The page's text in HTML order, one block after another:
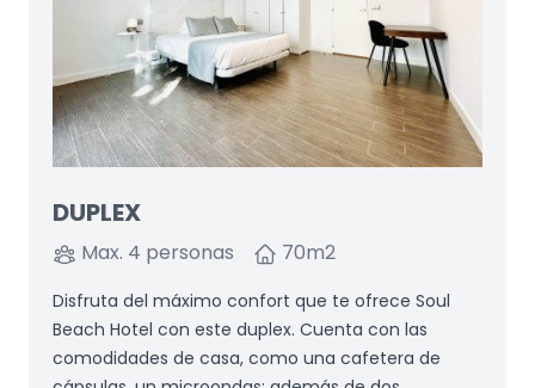
DUPLEX
Max. 4 personas 70m2
Disfruta del máximo confort que te ofrece Soul
Beach Hotel con este duplex. Cuenta con las
comodidades de casa, como una cafetera de